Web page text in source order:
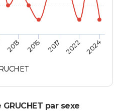
2013 2015 2017 2022 2024
par sexe